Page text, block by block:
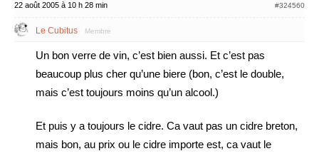
22 août 2005 à 10 h 28 min #324560
Le Cubitus Membre
Un bon verre de vin, c’est bien aussi. Et c’est pas
beaucoup plus cher qu’une biere (bon, c’est le double,
mais c’est toujours moins qu’un alcool.)
Et puis y a toujours le cidre. Ca vaut pas un cidre breton,
mais bon, au prix ou le cidre importe est, ca vaut le